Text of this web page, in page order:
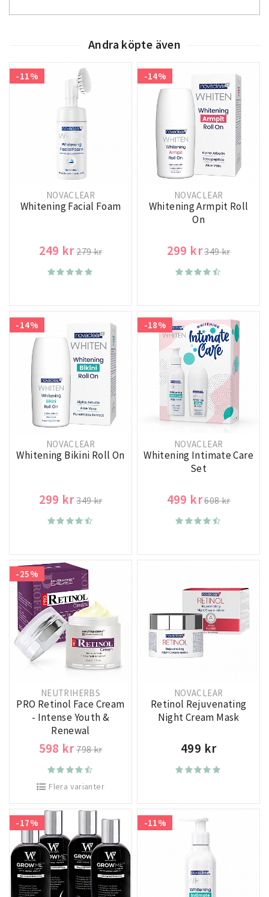
Andra köpte även
-11%
NOVACLEAR
Whitening Facial Foam
249 kr279 kr
-14%
NOVACLEAR
Whitening Armpit Roll
On
299 kr349 kr
-14%
NOVACLEAR
Whitening Bikini Roll On
299 kr349 kr
-18%
NOVACLEAR
Whitening Intimate Care
Set
499 kr608 kr
-25%
NEUTRIHERBS
PRO Retinol Face Cream
- Intense Youth &
Renewal
598 kr798 kr
Flera varianter
NOVACLEAR
Retinol Rejuvenating
Night Cream Mask
499 kr
-17% -11%